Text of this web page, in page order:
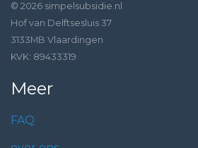
© 2026 simpelsubsidie.nl
Hof van Delftsesluis 37
3133MB Vlaardingen
KVK: 89433319
Meer
FAQ